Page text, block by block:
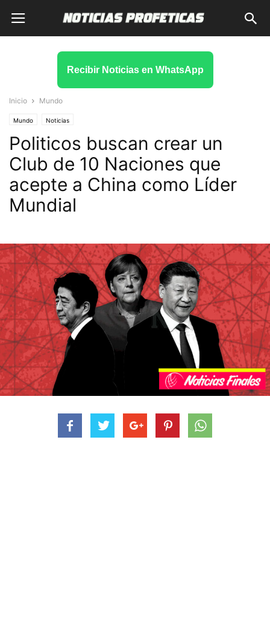
Recibir Noticias en WhatsApp
Inicio Mundo
Mundo Noticias
Politicos buscan crear un
Club de 10 Naciones que
acepte a China como Líder
Mundial